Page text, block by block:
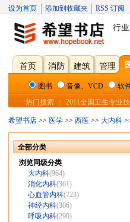
设为首页 添加到收藏夹 RSS 订阅
首页 消防 建筑 管理
图书 音像、VCD
软
热门搜索
： 2011全国卫生专业
希望书店 >> 医学 >> 西医 >> 大内科
全部分类
浏览同级分类
大内科(964)
消化内科(361)
心血管内科(723)
神经内科(306)
呼吸内科(290)